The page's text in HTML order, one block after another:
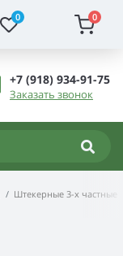
0 0
+7 (918) 934-91-75
Заказать звонок
Штекерные 3-х частные